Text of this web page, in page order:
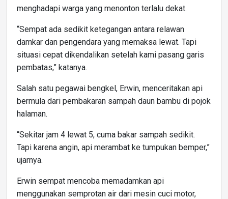
menghadapi warga yang menonton terlalu dekat.
“Sempat ada sedikit ketegangan antara relawan
damkar dan pengendara yang memaksa lewat. Tapi
situasi cepat dikendalikan setelah kami pasang garis
pembatas,” katanya.
Salah satu pegawai bengkel, Erwin, menceritakan api
bermula dari pembakaran sampah daun bambu di pojok
halaman.
“Sekitar jam 4 lewat 5, cuma bakar sampah sedikit.
Tapi karena angin, api merambat ke tumpukan bemper,”
ujarnya.
Erwin sempat mencoba memadamkan api
menggunakan semprotan air dari mesin cuci motor,